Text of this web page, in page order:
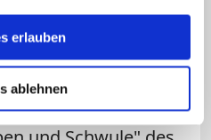
erlauben
ablehnen
Maria Woelki
Verbands zu
Im Januar
das "Zentrum für